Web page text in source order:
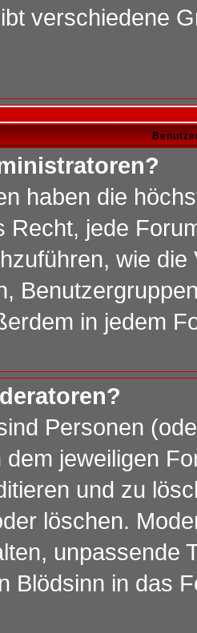
verschiedene
haben die
Recht, jede
wie
in jedem
Personen
jeweiligen
und zu
löschen.
unpassende
Blödsinn in das